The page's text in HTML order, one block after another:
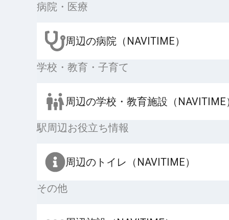
病院・医療
周辺の病院（NAVITIME）
学校・教育・子育て
周辺の学校・教育施設（NAVITIME
駅周辺お役立ち情報
周辺のトイレ（NAVITIME）
その他